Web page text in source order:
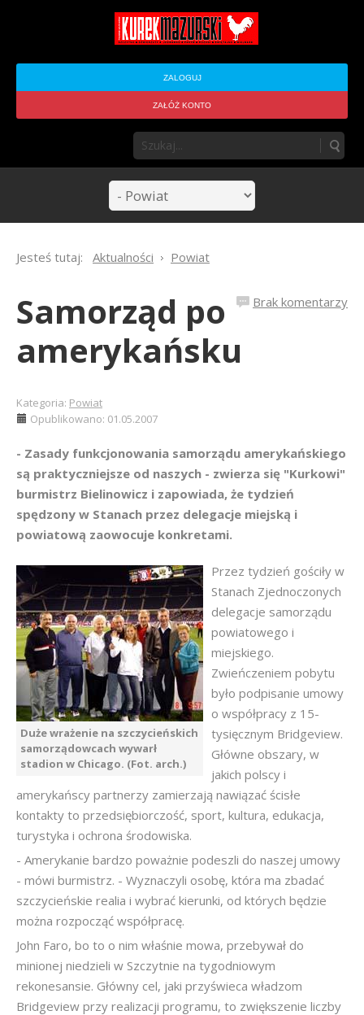
ZALOGUJ
ZAŁÓŻ KONTO
Jesteś tutaj: Aktualności Powiat
Brak komentarzy
Samorząd po
amerykańsku
Kategoria: Powiat
Opublikowano: 01.05.2007
- Zasady funkcjonowania samorządu amerykańskiego
są praktyczniejsze od naszych - zwierza się "Kurkowi"
burmistrz Bielinowicz i zapowiada, że tydzień
spędzony w Stanach przez delegacje miejską i
powiatową zaowocuje konkretami.
Duże wrażenie na szczycieńskich
samorządowcach wywarł
stadion w Chicago. (Fot. arch.)
Przez tydzień gościły w
Stanach Zjednoczonych
delegacje samorządu
powiatowego i
miejskiego.
Zwieńczeniem pobytu
było podpisanie umowy
o współpracy z 15-
tysięcznym Bridgeview.
Główne obszary, w
jakich polscy i
amerykańscy partnerzy zamierzają nawiązać ścisłe
kontakty to przedsiębiorczość, sport, kultura, edukacja,
turystyka i ochrona środowiska.
- Amerykanie bardzo poważnie podeszli do naszej umowy
- mówi burmistrz. - Wyznaczyli osobę, która ma zbadać
szczycieńskie realia i wybrać kierunki, od których będzie
można rozpocząć współpracę.
John Faro, bo to o nim właśnie mowa, przebywał do
minionej niedzieli w Szczytnie na tygodniowym
rekonesansie. Główny cel, jaki przyświeca władzom
Bridgeview przy realizacji programu, to zwiększenie liczby